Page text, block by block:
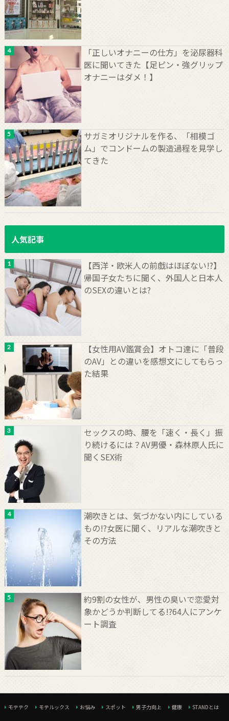
「正しいオナニーの仕方」を泌尿器科
医に聞いてきた【足ピン・強グリップ
オナニーはダメ！】
サガミオリジナルを作る、「相模ゴ
ム」でコンドームの製造過程を見学し
てきた
人気記事
【西洋・欧米人の前戯はほぼない!?】
帰国子女たちに聞く、外国人と日本人
のSEXの違いとは?
【女性用AV鑑賞会】オトコ達に「普段
のAV」との違いを感想文にしてもらっ
た結果
セックスの時、腰を「速く・長く」振
り続けるには？AV男優・森林原人氏に
聞くSEX術
潮吹きとは、気づかない内にしている
もの!?女医に聞く、リアルな潮吹きと
その方法
約9割の女性が、男性の臭いで恋愛対
象かどうか判断してる!?64人にアンケ
ート調査
モテテク モテルックス お悩み スポット 男子力向上 健康 STANDとは